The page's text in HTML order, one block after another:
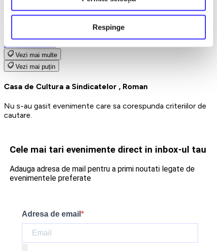
Respinge
Teatrul Maidan
Trupa de teatru YuPPie ArT
Compania de Teatru Concordia
Reduceri bilete
Vezi mai multe
Vezi mai puțin
Casa de Cultura a Sindicatelor , Roman
Nu s-au gasit evenimente care sa corespunda criteriilor de
cautare.
Cele mai tari evenimente direct in inbox-ul tau
Adauga adresa de mail pentru a primi noutati legate de
evenimentele preferate
Adresa de email